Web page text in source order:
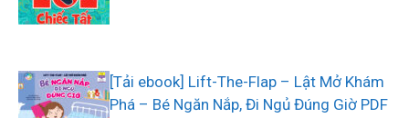
[Tải ebook] Lift-The-Flap – Lật Mở Khám
Phá – Bé Ngăn Nắp, Đi Ngủ Đúng Giờ PDF